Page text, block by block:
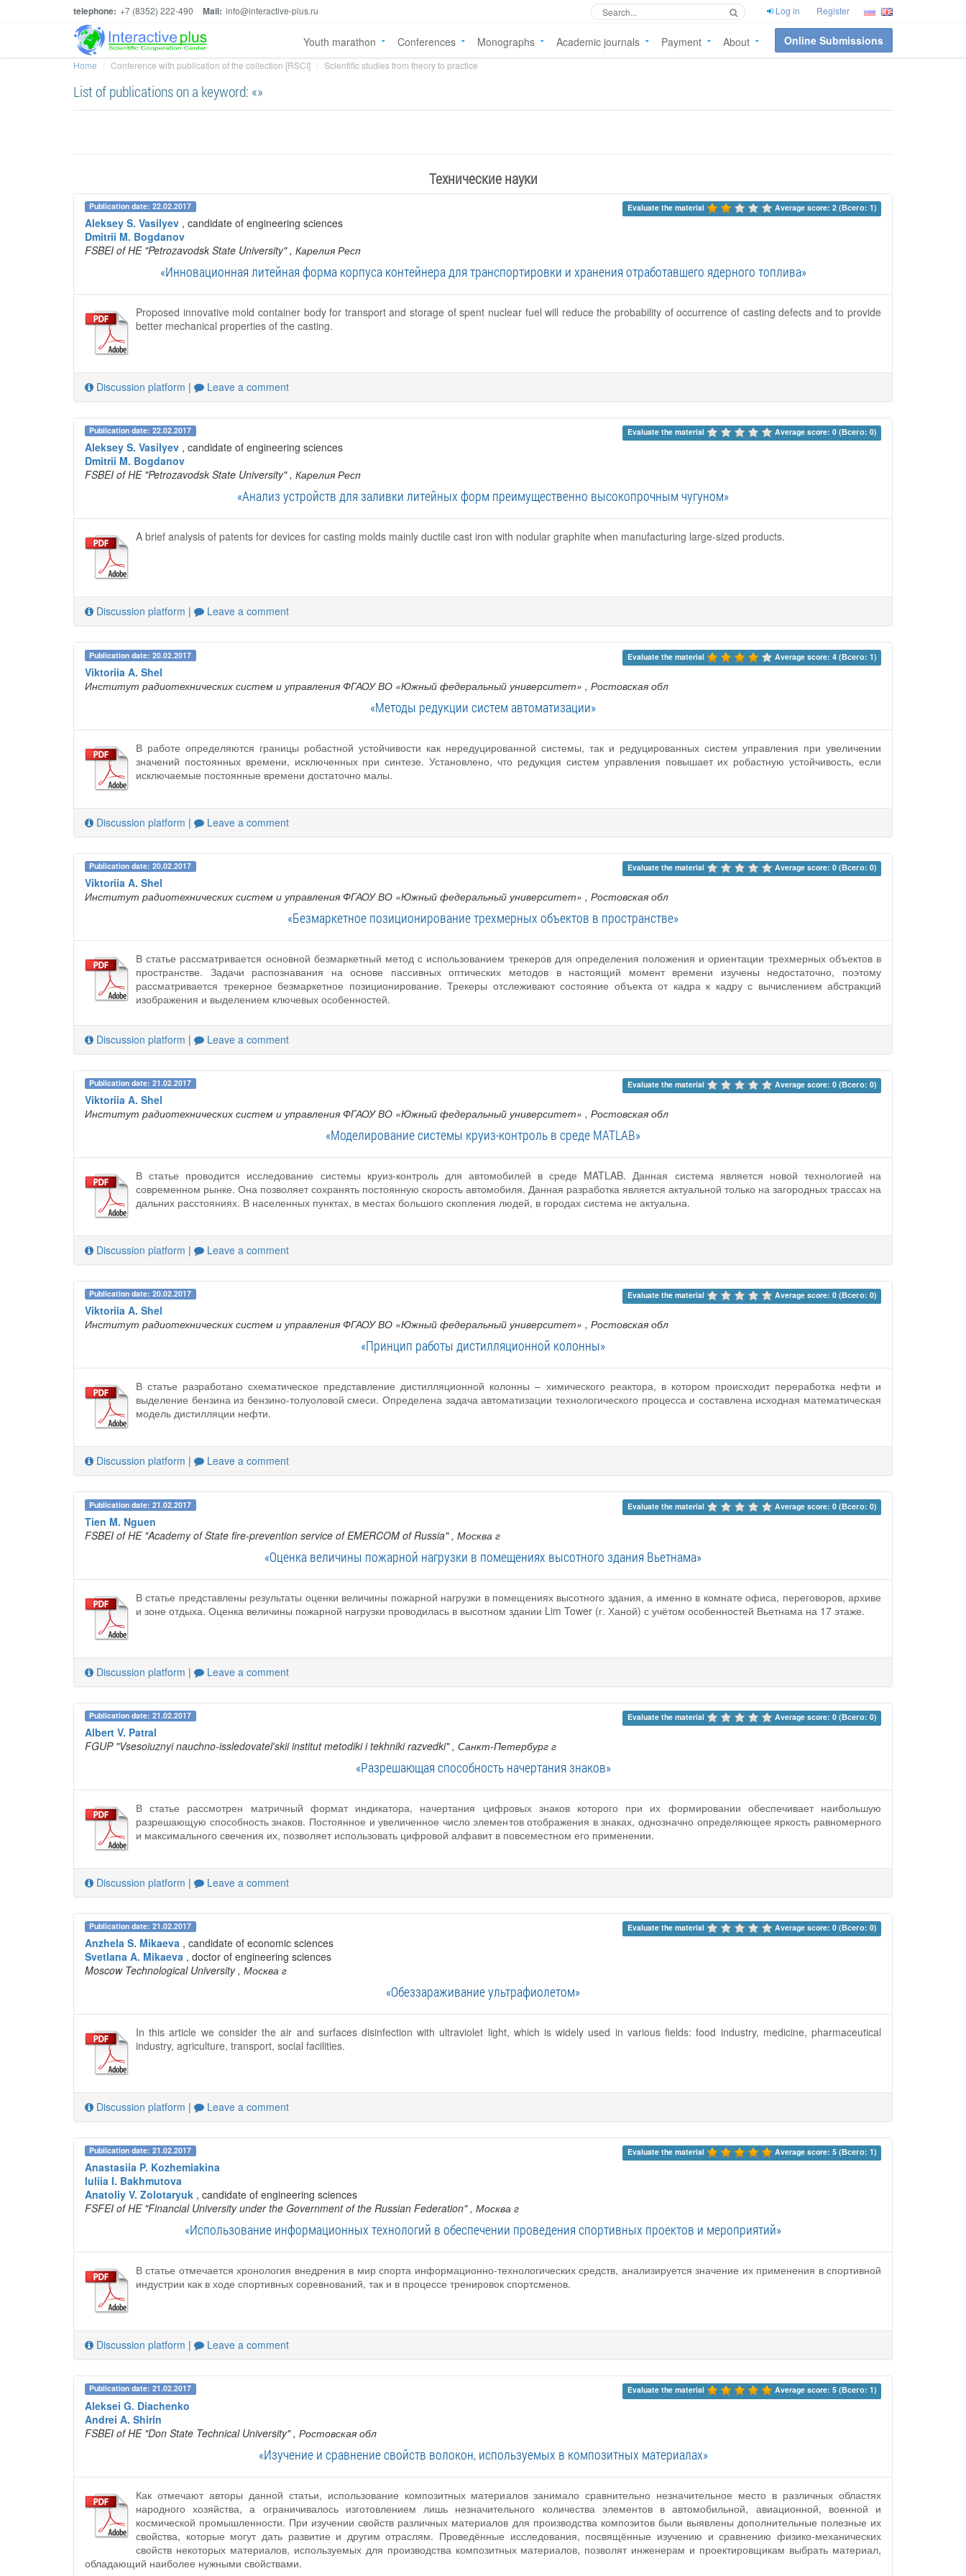
telephone: +7 (8352) 222-490 Mail: info@interactive-plus.ru Log in Register
Youth marathon Conferences Monographs Academic journals Payment About Online Submissions
Home Conference with publication of the collection [RSCI] Scientific studies from theory to practice
List of publications on a keyword: «»
Технические науки
Publication date: 22.02.2017 Evaluate the material Average score: 2 (Всего: 1)
Aleksey S. Vasilyev , candidate of engineering sciences
Dmitrii M. Bogdanov
FSBEI of HE "Petrozavodsk State University" , Карелия Респ
«Инновационная литейная форма корпуса контейнера для транспортировки и хранения отработавшего ядерного топлива»
Proposed innovative mold container body for transport and storage of spent nuclear fuel will reduce the probability of occurrence of casting defects and to provide
better mechanical properties of the casting.
Discussion platform | Leave a comment
Publication date: 22.02.2017 Evaluate the material Average score: 0 (Всего: 0)
Aleksey S. Vasilyev , candidate of engineering sciences
Dmitrii M. Bogdanov
FSBEI of HE "Petrozavodsk State University" , Карелия Респ
«Анализ устройств для заливки литейных форм преимущественно высокопрочным чугуном»
A brief analysis of patents for devices for casting molds mainly ductile cast iron with nodular graphite when manufacturing large-sized products.
Discussion platform | Leave a comment
Publication date: 20.02.2017 Evaluate the material Average score: 4 (Всего: 1)
Viktoriia A. Shel
Институт радиотехнических систем и управления ФГАОУ ВО «Южный федеральный университет» , Ростовская обл
«Методы редукции систем автоматизации»
В работе определяются границы робастной устойчивости как нередуцированной системы, так и редуцированных систем управления при увеличении
значений постоянных времени, исключенных при синтезе. Установлено, что редукция систем управления повышает их робастную устойчивость, если
исключаемые постоянные времени достаточно малы.
Discussion platform | Leave a comment
Publication date: 20.02.2017 Evaluate the material Average score: 0 (Всего: 0)
Viktoriia A. Shel
Институт радиотехнических систем и управления ФГАОУ ВО «Южный федеральный университет» , Ростовская обл
«Безмаркетное позиционирование трехмерных объектов в пространстве»
В статье рассматривается основной безмаркетный метод с использованием трекеров для определения положения и ориентации трехмерных объектов в
пространстве. Задачи распознавания на основе пассивных оптических методов в настоящий момент времени изучены недостаточно, поэтому
рассматривается трекерное безмаркетное позиционирование. Трекеры отслеживают состояние объекта от кадра к кадру с вычислением абстракций
изображения и выделением ключевых особенностей.
Discussion platform | Leave a comment
Publication date: 21.02.2017 Evaluate the material Average score: 0 (Всего: 0)
Viktoriia A. Shel
Институт радиотехнических систем и управления ФГАОУ ВО «Южный федеральный университет» , Ростовская обл
«Моделирование системы круиз-контроль в среде MATLAB»
В статье проводится исследование системы круиз-контроль для автомобилей в среде MATLAB. Данная система является новой технологией на
современном рынке. Она позволяет сохранять постоянную скорость автомобиля. Данная разработка является актуальной только на загородных трассах на
дальних расстояниях. В населенных пунктах, в местах большого скопления людей, в городах система не актуальна.
Discussion platform | Leave a comment
Publication date: 20.02.2017 Evaluate the material Average score: 0 (Всего: 0)
Viktoriia A. Shel
Институт радиотехнических систем и управления ФГАОУ ВО «Южный федеральный университет» , Ростовская обл
«Принцип работы дистилляционной колонны»
В статье разработано схематическое представление дистилляционной колонны – химического реактора, в котором происходит переработка нефти и
выделение бензина из бензино-толуоловой смеси. Определена задача автоматизации технологического процесса и составлена исходная математическая
модель дистилляции нефти.
Discussion platform | Leave a comment
Publication date: 21.02.2017 Evaluate the material Average score: 0 (Всего: 0)
Tien M. Nguen
FSBEI of HE "Academy of State fire-prevention service of EMERCOM of Russia" , Москва г
«Оценка величины пожарной нагрузки в помещениях высотного здания Вьетнама»
В статье представлены результаты оценки величины пожарной нагрузки в помещениях высотного здания, а именно в комнате офиса, переговоров, архиве
и зоне отдыха. Оценка величины пожарной нагрузки проводилась в высотном здании Lim Tower (г. Ханой) с учётом особенностей Вьетнама на 17 этаже.
Discussion platform | Leave a comment
Publication date: 21.02.2017 Evaluate the material Average score: 0 (Всего: 0)
Albert V. Patral
FGUP "Vsesoiuznyi nauchno-issledovatel'skii institut metodiki i tekhniki razvedki" , Санкт-Петербург г
«Разрешающая способность начертания знаков»
В статье рассмотрен матричный формат индикатора, начертания цифровых знаков которого при их формировании обеспечивает наибольшую
разрешающую способность знаков. Постоянное и увеличенное число элементов отображения в знаках, однозначно определяющее яркость равномерного
и максимального свечения их, позволяет использовать цифровой алфавит в повсеместном его применении.
Discussion platform | Leave a comment
Publication date: 21.02.2017 Evaluate the material Average score: 0 (Всего: 0)
Anzhela S. Mikaeva , candidate of economic sciences
Svetlana A. Mikaeva , doctor of engineering sciences
Moscow Technological University , Москва г
«Обеззараживание ультрафиолетом»
In this article we consider the air and surfaces disinfection with ultraviolet light, which is widely used in various fields: food industry, medicine, pharmaceutical
industry, agriculture, transport, social facilities.
Discussion platform | Leave a comment
Publication date: 21.02.2017 Evaluate the material Average score: 5 (Всего: 1)
Anastasiia P. Kozhemiakina
Iuliia I. Bakhmutova
Anatoliy V. Zolotaryuk , candidate of engineering sciences
FSFEI of HE "Financial University under the Government of the Russian Federation" , Москва г
«Использование информационных технологий в обеспечении проведения спортивных проектов и мероприятий»
В статье отмечается хронология внедрения в мир спорта информационно-технологических средств, анализируется значение их применения в спортивной
индустрии как в ходе спортивных соревнований, так и в процессе тренировок спортсменов.
Discussion platform | Leave a comment
Publication date: 21.02.2017 Evaluate the material Average score: 5 (Всего: 1)
Aleksei G. Diachenko
Andrei A. Shirin
FSBEI of HE "Don State Technical University" , Ростовская обл
«Изучение и сравнение свойств волокон, используемых в композитных материалах»
Как отмечают авторы данной статьи, использование композитных материалов занимало сравнительно незначительное место в различных областях
народного хозяйства, а ограничивалось изготовлением лишь незначительного количества элементов в автомобильной, авиационной, военной и
космической промышленности. При изучении свойств различных материалов для производства композитов были выявлены дополнительные полезные их
свойства, которые могут дать развитие и другим отраслям. Проведённые исследования, посвящённые изучению и сравнению физико-механических
свойств некоторых материалов, используемых для производства композитных материалов, позволят инженерам и проектировщикам выбрать материал,
обладающий наиболее нужными свойствами.